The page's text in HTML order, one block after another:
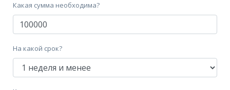
Документы
Паспорт РФ Документы на имущество
Справка по форме банка
Какая сумма необходима?
На какой срок?